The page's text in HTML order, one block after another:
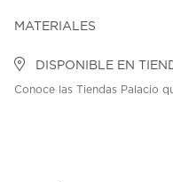
MATERIALES
DISPONIBLE EN
Conoce las Tiendas Palacio